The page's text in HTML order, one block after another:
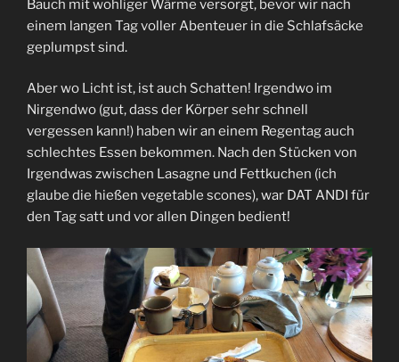
Bauch mit wohliger Wärme versorgt, bevor wir nach
einem langen Tag voller Abenteuer in die Schlafsäcke
geplumpst sind.
Aber wo Licht ist, ist auch Schatten! Irgendwo im
Nirgendwo (gut, dass der Körper sehr schnell
vergessen kann!) haben wir an einem Regentag auch
schlechtes Essen bekommen. Nach den Stücken von
Irgendwas zwischen Lasagne und Fettkuchen (ich
glaube die hießen vegetable scones), war DAT ANDI für
den Tag satt und vor allen Dingen bedient!